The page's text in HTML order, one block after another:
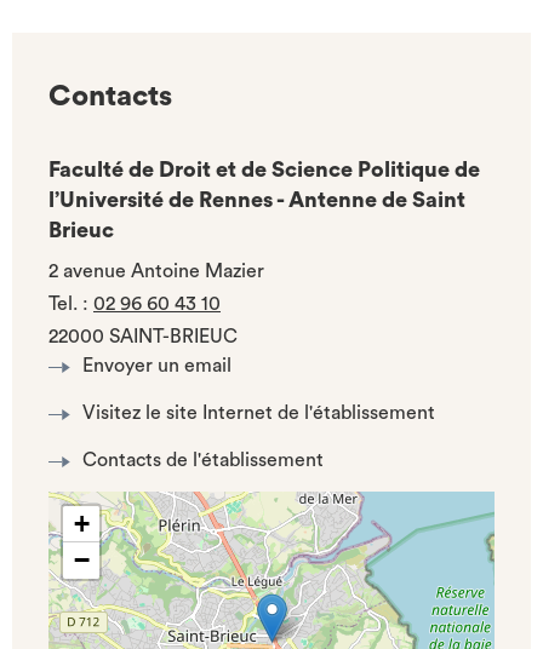
Contacts
Faculté de Droit et de Science Politique de
l’Université de Rennes - Antenne de Saint
Brieuc
2 avenue Antoine Mazier
Tel. : 02 96 60 43 10
22000 SAINT-BRIEUC
Envoyer un email
Visitez le site Internet de l'établissement
Contacts de l'établissement
+
−